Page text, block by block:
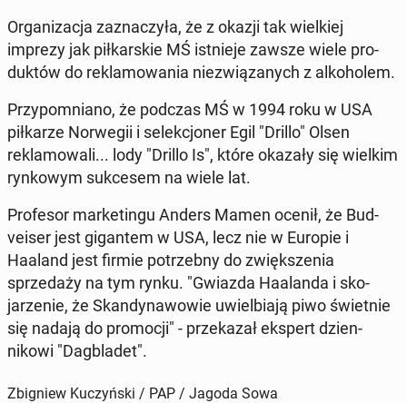
Or­ga­ni­za­c­ja za­z­naczyła, że z okazji tak wielkiej
imprezy jak piłkarskie MŚ ist­nieje zawsze wiele pro­
duk­tów do reklam­owa­nia niezwiązanych z alko­holem.
Przy­pom­ni­ano, że podczas MŚ w 1994 roku w USA
piłkarze Nor­wegii i se­lekcjon­er Egil "Drillo" Olsen
reklam­owali... lody "Drillo Is", które okazały się wielkim
rynkowym sukce­sem na wiele lat.
Pro­fe­sor mar­ketingu Anders Mamen ocenił, że Bud­
veis­er jest gi­gan­tem w USA, lecz nie w Europie i
Haaland jest firmie potrzeb­ny do zwięk­szenia
sprzedaży na tym rynku. "Gwiazda Haa­lan­da i sko­
jarze­nie, że Skan­dy­na­wowie uwiel­bi­a­ją piwo świet­nie
się nadają do pro­mocji" - przekazał ekspert dzi­en­
nikowi "Dag­bladet".
Zbigniew Kuczyński / PAP / Jagoda Sowa